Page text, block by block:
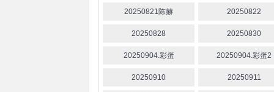
20250821陈赫 20250822
20250828 20250830
20250904.彩蛋 20250904.彩蛋2
20250910 20250911